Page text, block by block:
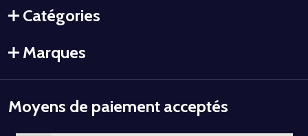
Catégories
Marques
Moyens de paiement acceptés